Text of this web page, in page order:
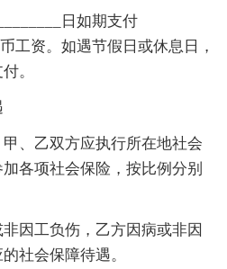
日如期支付
工资。如遇节假日或休息日，
。
、乙双方应执行所在地社会
各项社会保险，按比例分别
因工负伤，乙方因病或非因
社会保障待遇。